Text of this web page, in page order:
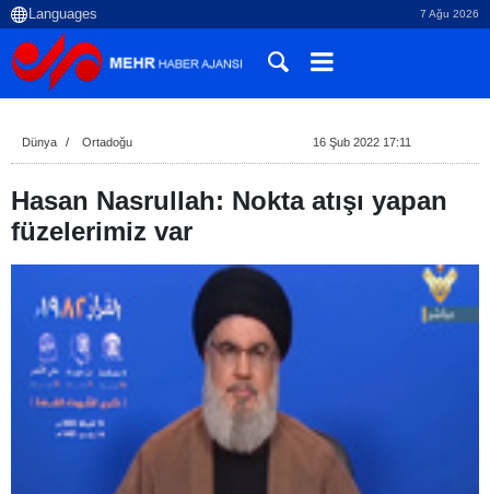
7 Ağu 2026
Dünya Ortadoğu 16 Şub 2022 17:11
Hasan Nasrullah: Nokta atışı yapan
füzelerimiz var